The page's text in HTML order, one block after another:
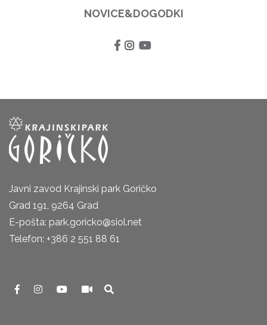
NOVICE&DOGODKI
Javni zavod Krajinski park Goričko
Grad 191, 9264 Grad
E-pošta: park.goricko@siol.net
Telefon: +386 2 551 88 61